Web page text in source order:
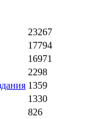
23267
17794
16971
2298
1359
1330
826